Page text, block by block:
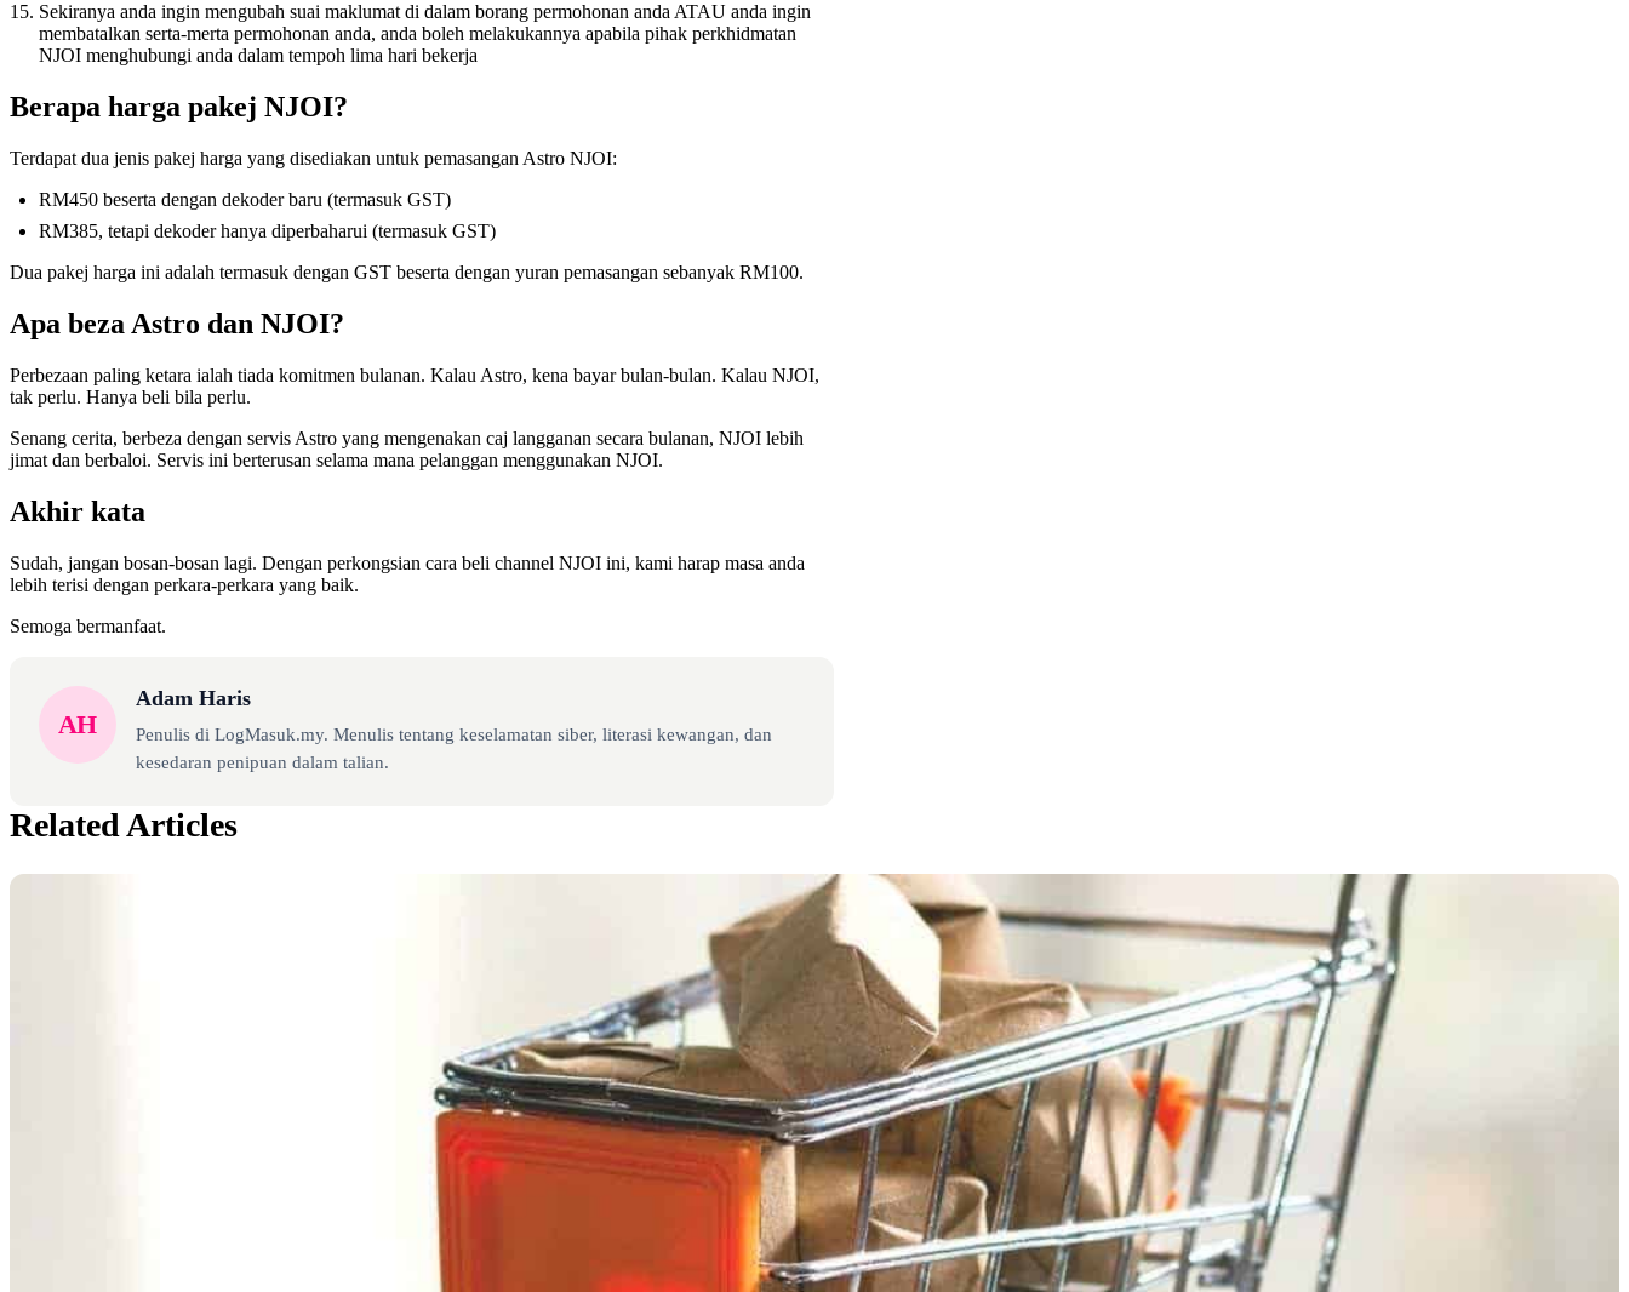
Sekiranya anda ingin mengubah suai maklumat di dalam borang permohonan anda ATAU anda ingin
membatalkan serta-merta permohonan anda, anda boleh melakukannya apabila pihak perkhidmatan
NJOI menghubungi anda dalam tempoh lima hari bekerja
Berapa harga pakej NJOI?
Terdapat dua jenis pakej harga yang disediakan untuk pemasangan Astro NJOI:
RM450 beserta dengan dekoder baru (termasuk GST)
RM385, tetapi dekoder hanya diperbaharui (termasuk GST)
Dua pakej harga ini adalah termasuk dengan GST beserta dengan yuran pemasangan sebanyak RM100.
Apa beza Astro dan NJOI?
Perbezaan paling ketara ialah tiada komitmen bulanan. Kalau Astro, kena bayar bulan-bulan. Kalau NJOI,
tak perlu. Hanya beli bila perlu.
Senang cerita, berbeza dengan servis Astro yang mengenakan caj langganan secara bulanan, NJOI lebih
jimat dan berbaloi. Servis ini berterusan selama mana pelanggan menggunakan NJOI.
Akhir kata
Sudah, jangan bosan-bosan lagi. Dengan perkongsian cara beli channel NJOI ini, kami harap masa anda
lebih terisi dengan perkara-perkara yang baik.
Semoga bermanfaat.
AH
Adam Haris
Penulis di LogMasuk.my. Menulis tentang keselamatan siber, literasi kewangan, dan
kesedaran penipuan dalam talian.
Related Articles